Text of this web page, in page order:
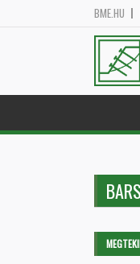
BME.HU